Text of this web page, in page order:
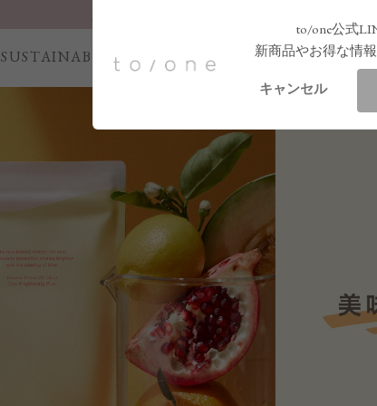
to/one公式
新商品やお得な情
キャンセル
【重要】お盆期間中のお問い合わせと商品配送に関しまして
お得な定期購入コースはこちら
SUSTAINABILITY LINEUP NEWS